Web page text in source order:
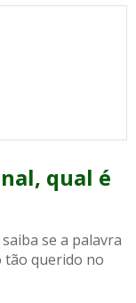
qual é
se a palavra
tão querido no